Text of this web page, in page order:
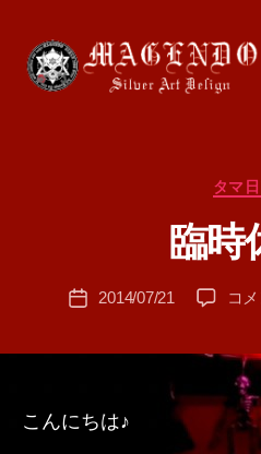
タマ
臨時
投
2014/07/21
臨
業
へ
コ
こんにちは♪